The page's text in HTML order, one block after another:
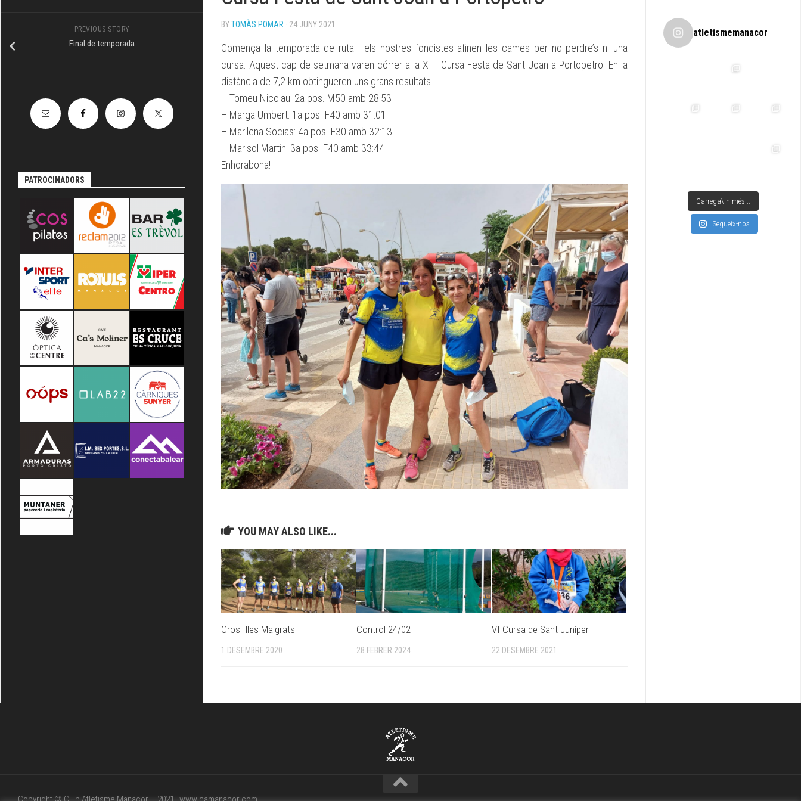
BECA
CLUB
ATLETISME
BYTOMÀS POMAR · 24 JUNY 2021
Comença la temporada de ruta i els nostres fondistes afinen les cames per no perdre’s ni una
cursa. Aquest cap de setmana varen córrer a la XIII Cursa Festa de Sant Joan a Portopetro. En la
distància de 7,2 km obtingueren uns grans resultats.
– Tomeu Nicolau: 2a pos. M50 amb 28:53
– Marga Umbert: 1a pos. F40 amb 31:01
– Marilena Socias: 4a pos. F30 amb 32:13
– Marisol Martín: 3a pos. F40 amb 33:44
Enhorabona!
YOU MAY ALSO LIKE...
Cros Illes Malgrats
1 DESEMBRE 2020
Control 24/02
28 FEBRER 2024
VI Cursa de Sant Juníper
22 DESEMBRE 2021
PREVIOUS STORY
Final de temporada
PATROCINADORS
atletismemanacor
Carrega\'n més...
Segueix-nos